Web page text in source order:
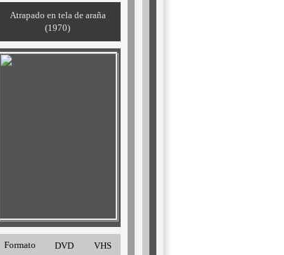
Atrapado en tela de araña
(1970)
Formato DVD VHS